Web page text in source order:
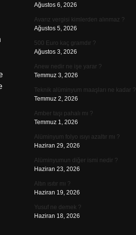
Ağustos 6, 2026
Avarız vergisi kimlerden alınmaz ?
Ağustos 5, 2026
500 Euro kaç gramdır ?
Ağustos 3, 2026
Anew nedir ne işe yarar ?
Temmuz 3, 2026
Teknik alüminyum maaşları ne kadar ?
Temmuz 2, 2026
Amber taşı pahalı mı ?
Temmuz 1, 2026
Alüminyum folyo ısıyı azaltır mı ?
Haziran 29, 2026
Alüminyumun diğer ismi nedir ?
Haziran 23, 2026
Altın ısıtır mı ?
Haziran 19, 2026
Yusuf ne demek ?
Haziran 18, 2026